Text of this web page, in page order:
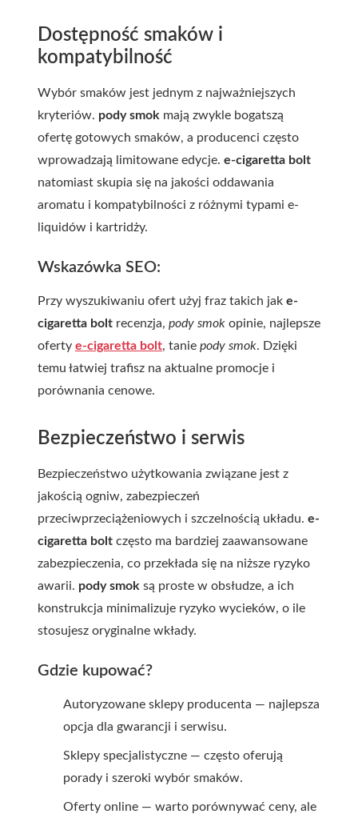
Dostępność smaków i
kompatybilność
Wybór smaków jest jednym z najważniejszych
kryteriów. pody smok mają zwykle bogatszą
ofertę gotowych smaków, a producenci często
wprowadzają limitowane edycje. e-cigaretta bolt
natomiast skupia się na jakości oddawania
aromatu i kompatybilności z różnymi typami e-
liquidów i kartridży.
Wskazówka SEO:
Przy wyszukiwaniu ofert użyj fraz takich jak e-
cigaretta bolt recenzja, pody smok opinie, najlepsze
oferty e-cigaretta bolt, tanie pody smok. Dzięki
temu łatwiej trafisz na aktualne promocje i
porównania cenowe.
Bezpieczeństwo i serwis
Bezpieczeństwo użytkowania związane jest z
jakością ogniw, zabezpieczeń
przeciwprzeciążeniowych i szczelnością układu. e-
cigaretta bolt często ma bardziej zaawansowane
zabezpieczenia, co przekłada się na niższe ryzyko
awarii. pody smok są proste w obsłudze, a ich
konstrukcja minimalizuje ryzyko wycieków, o ile
stosujesz oryginalne wkłady.
Gdzie kupować?
Autoryzowane sklepy producenta — najlepsza
opcja dla gwarancji i serwisu.
Sklepy specjalistyczne — często oferują
porady i szeroki wybór smaków.
Oferty online — warto porównywać ceny, ale